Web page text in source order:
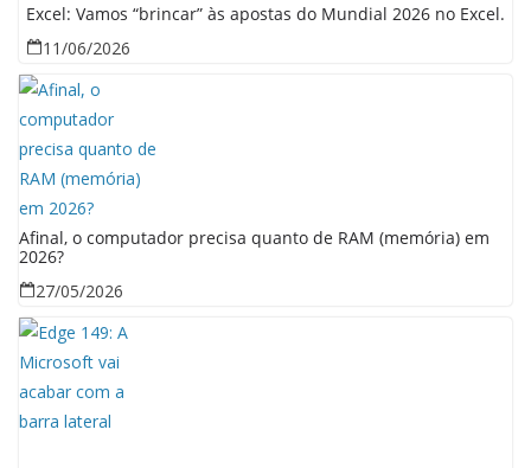
Excel: Vamos “brincar” às apostas do Mundial 2026 no Excel.
11/06/2026
Afinal, o computador precisa quanto de RAM (memória) em
2026?
27/05/2026